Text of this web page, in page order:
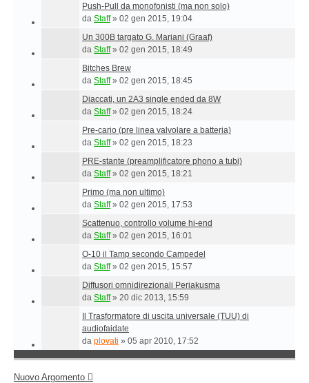
Push-Pull da monofonisti (ma non solo)
da Staff» 02 gen 2015, 19:04
Un 300B targato G. Mariani (Graaf)
da Staff» 02 gen 2015, 18:49
Bitches Brew
da Staff» 02 gen 2015, 18:45
Diaccati, un 2A3 single ended da 8W
da Staff» 02 gen 2015, 18:24
Pre-cario (pre linea valvolare a batteria)
da Staff» 02 gen 2015, 18:23
PRE-stante (preamplificatore phono a tubi)
da Staff» 02 gen 2015, 18:21
Primo (ma non ultimo)
da Staff» 02 gen 2015, 17:53
Scattenuo, controllo volume hi-end
da Staff» 02 gen 2015, 16:01
O-10 il Tamp secondo Campedel
da Staff» 02 gen 2015, 15:57
Diffusori omnidirezionali Periakusma
da Staff» 20 dic 2013, 15:59
Il Trasformatore di uscita universale (TUU) di
audiofaidate
da plovati » 05 apr 2010, 17:52
Nuovo Argomento